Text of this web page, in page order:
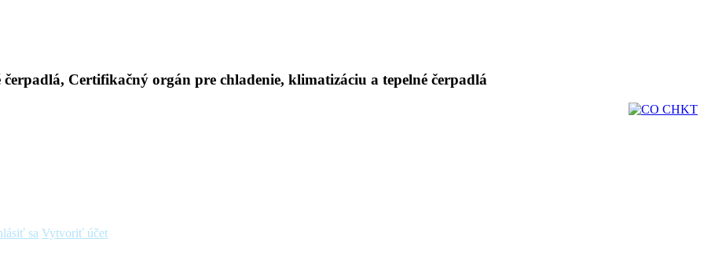
sa Vytvoriť účet